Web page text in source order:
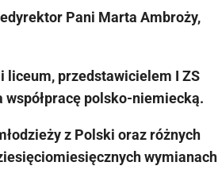
Pani Marta Ambroży,
liceum, przedstawicielem I ZS
współpracę polsko-niemiecką.
z Polski oraz różnych
wymianach